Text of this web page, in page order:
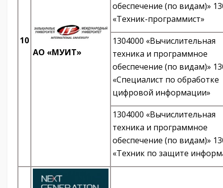
10
АО «МУИТ»
обеспечение (по видам)»
«Техник-программист»
1304000 «Вычислительная
техника и программное
обеспечение (по видам)»
«Специалист по обработке
цифровой информации»
1304000 «Вычислительная
техника и программное
обеспечение (по видам)»
«Техник по защите